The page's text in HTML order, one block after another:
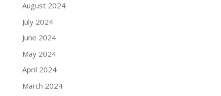
August 2024
July 2024
June 2024
May 2024
April 2024
March 2024